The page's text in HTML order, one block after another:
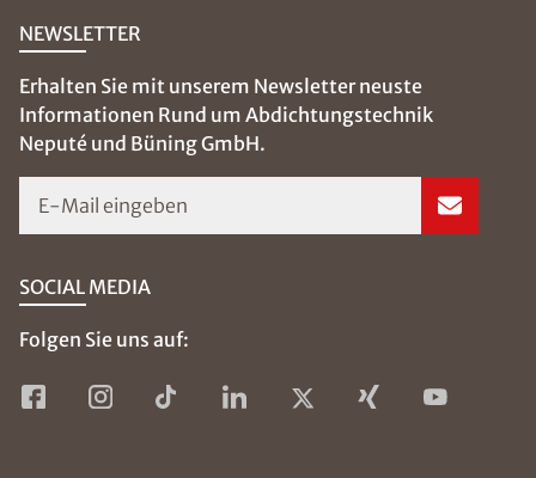
NEWSLETTER
Erhalten Sie mit unserem Newsletter neuste
Informationen Rund um Abdichtungstechnik
Neputé und Büning GmbH.
E-Mail eingeben
SOCIAL MEDIA
Folgen Sie uns auf: